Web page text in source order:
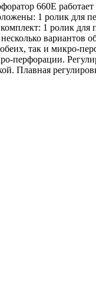
660E
1 ролик для
1 ролик для
вариантов
так и микро-
перфорации.
Плавная